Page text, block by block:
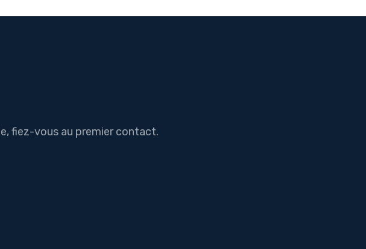
fiez-vous au premier contact.